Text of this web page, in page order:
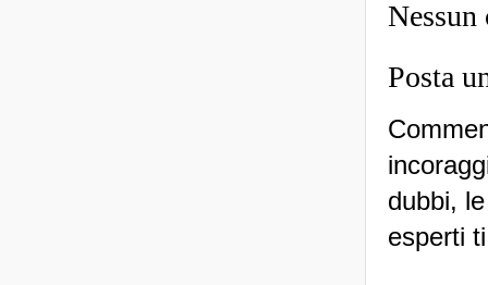
Nessun
Posta
dubbi,
esperti